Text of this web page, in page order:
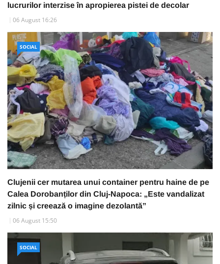
lucrurilor interzise în apropierea pistei de decolar
06 August 16:26
SOCIAL
Clujenii cer mutarea unui container pentru haine de pe
Calea Dorobanților din Cluj-Napoca: „Este vandalizat
zilnic și creează o imagine dezolantă”
06 August 15:50
SOCIAL